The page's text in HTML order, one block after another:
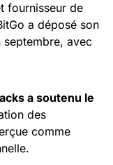
fournisseur de
a déposé son
septembre, avec
a soutenu le
des
comme